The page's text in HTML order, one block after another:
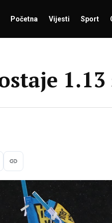
Početna Vijesti Sport